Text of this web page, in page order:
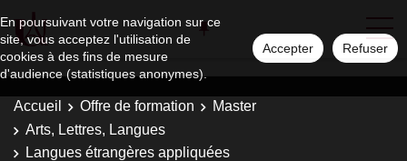
En poursuivant votre navigation sur ce
site, vous acceptez l'utilisation de
cookies à des fins de mesure
d'audience (statistiques anonymes).
Accepter Refuser
Accueil Offre de formation
Master
Arts, Lettres, Langues
Langues étrangères appliquées